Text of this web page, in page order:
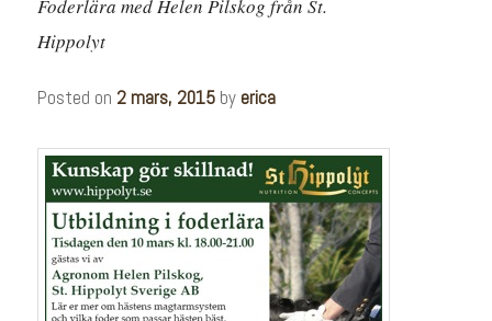
Foderlära med Helen Pilskog från St.
Hippolyt
Posted on 2 mars, 2015 by erica